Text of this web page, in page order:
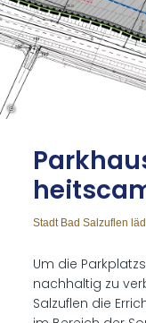
©
Stadt Bad Salzuflen
Um die
nachhaltig zu
Salzuflen die